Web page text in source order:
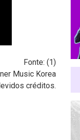
Fonte: (1)
Music Korea
créditos.